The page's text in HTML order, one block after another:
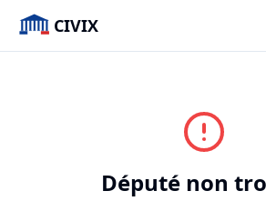
CIVIX
Député non